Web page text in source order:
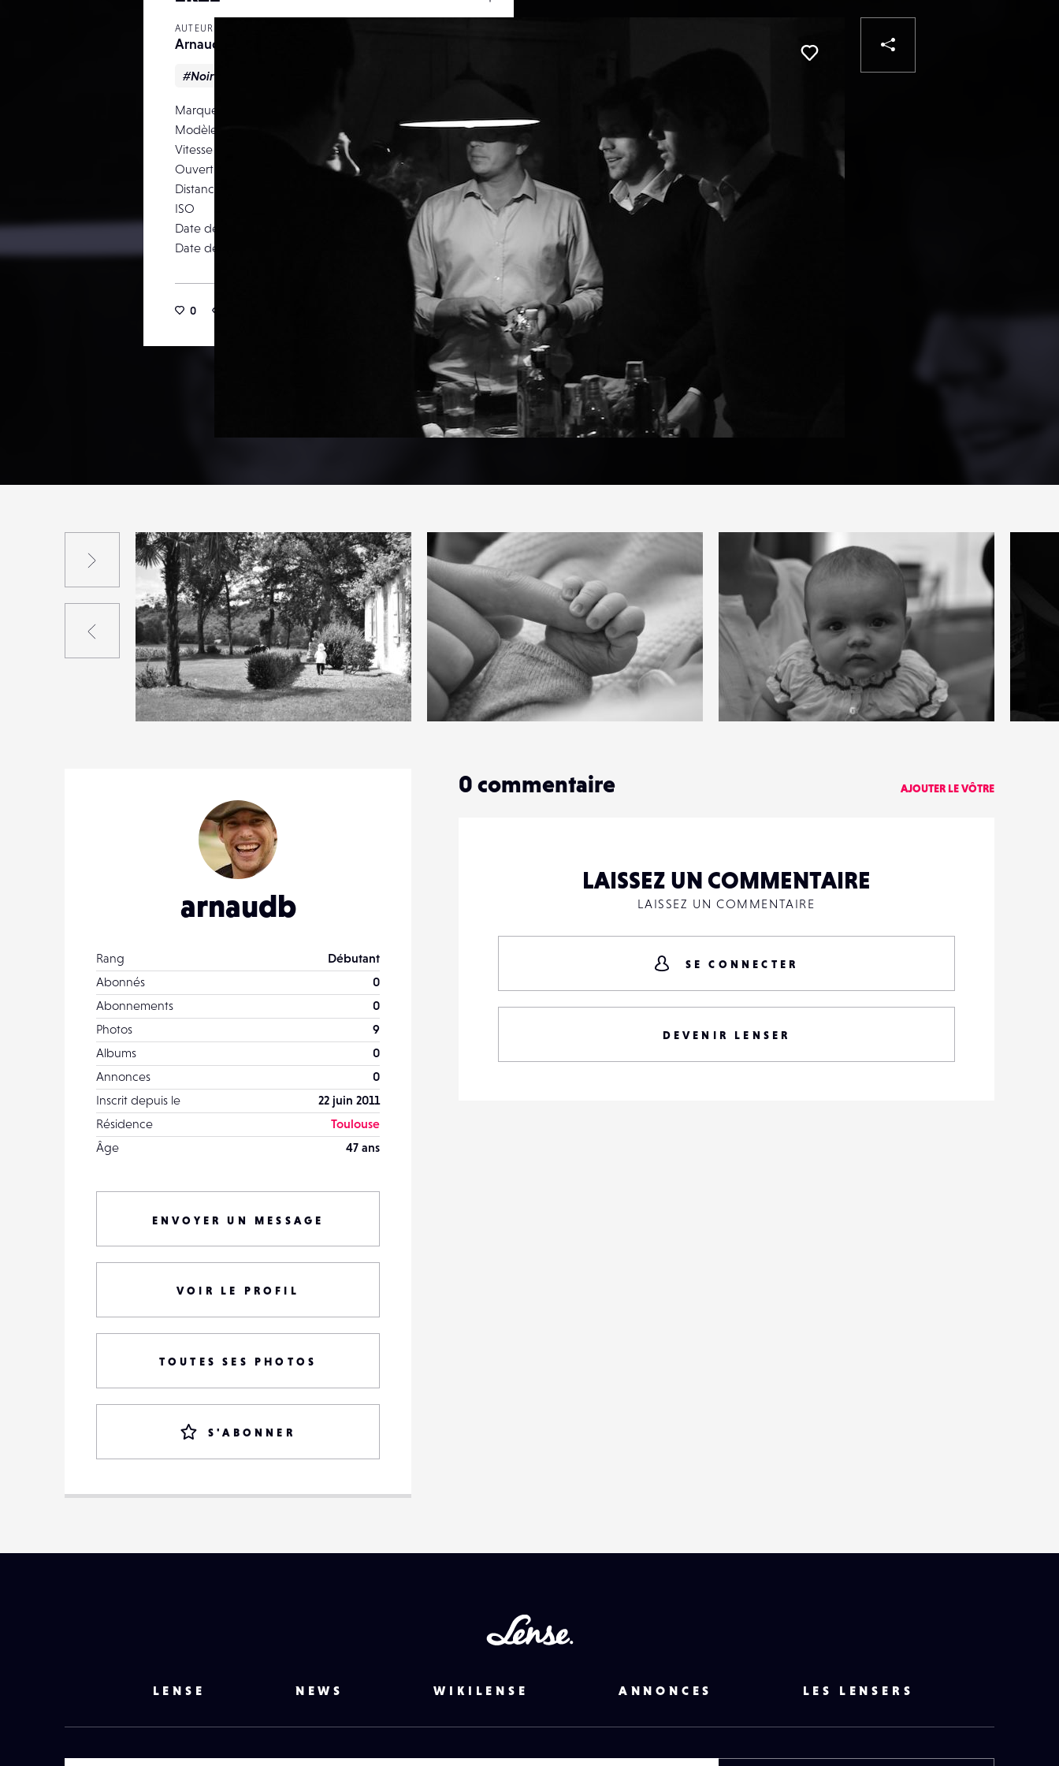
AUTEUR
Arnaudb
#Noir & blanc
Marque
Modèle
NIKON D3100
Vitesse d’obturation
1/100
Ouverture
f/5
Distance focale
35 mm
ISO
3200
Date de prise de vue
01 janvier 2012
Date de publication
20 janvier 2012
0
0
14 12 12
0
Suivant
Précédent
arnaudb
Rang
Débutant
Abonnés
0
Abonnements
0
Photos
9
Albums
0
Annonces
0
Inscrit depuis le
22 juin 2011
Résidence
Toulouse
Âge
47 ans
ENVOYER UN MESSAGE
VOIR LE PROFIL
TOUTES SES PHOTOS
S'ABONNER
0 commentaire AJOUTER LE VÔTRE
LAISSEZ UN COMMENTAIRE
LAISSEZ UN COMMENTAIRE
SE CONNECTER
DEVENIR LENSER
LENSE NEWS WIKILENSE ANNONCES LES LENSERS